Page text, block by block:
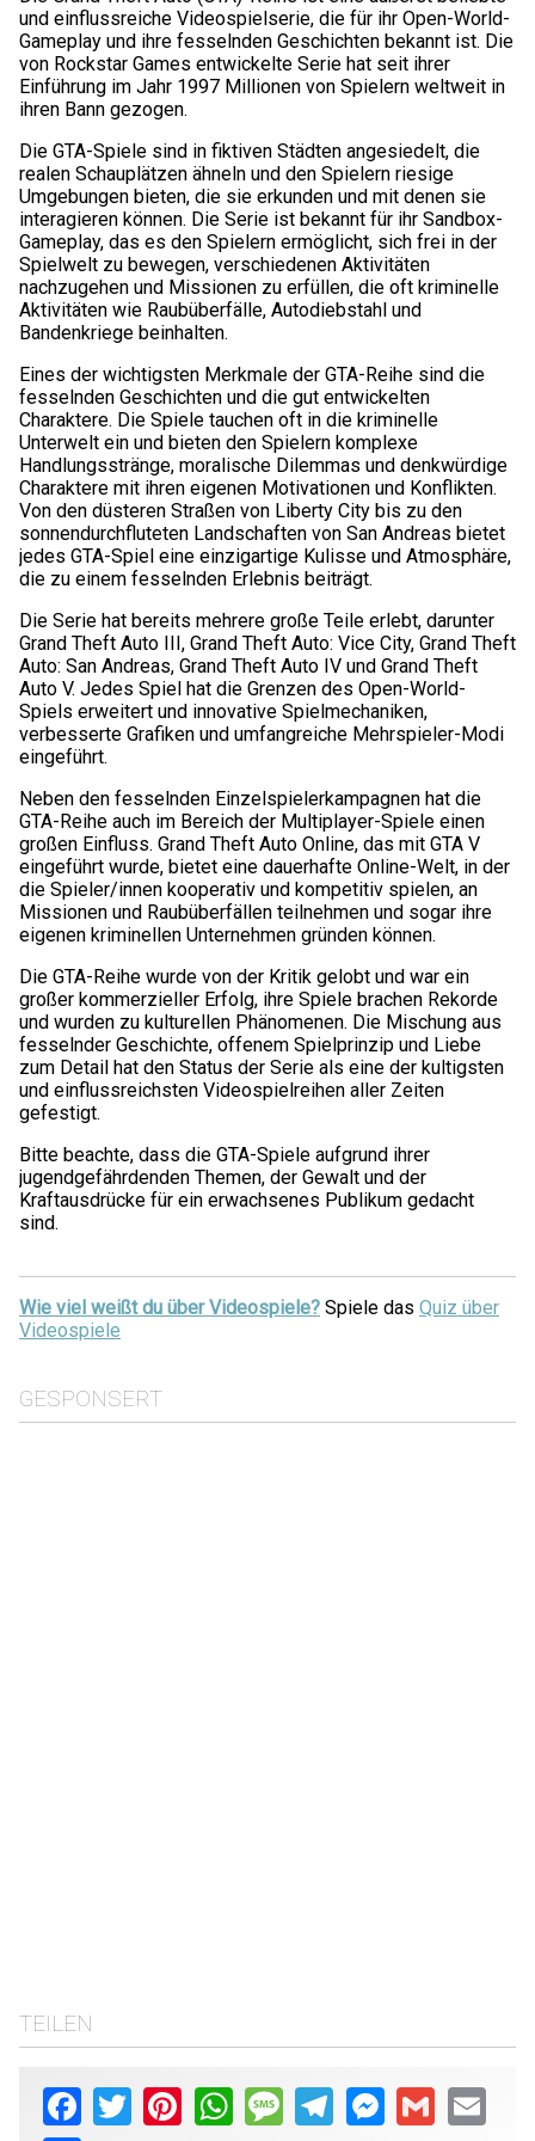
und einflussreiche Videospielserie, die für ihr Open-World-
Gameplay und ihre fesselnden Geschichten bekannt ist. Die
von Rockstar Games entwickelte Serie hat seit ihrer
Einführung im Jahr 1997 Millionen von Spielern weltweit in
ihren Bann gezogen.
Die GTA-Spiele sind in fiktiven Städten angesiedelt, die
realen Schauplätzen ähneln und den Spielern riesige
Umgebungen bieten, die sie erkunden und mit denen sie
interagieren können. Die Serie ist bekannt für ihr Sandbox-
Gameplay, das es den Spielern ermöglicht, sich frei in der
Spielwelt zu bewegen, verschiedenen Aktivitäten
nachzugehen und Missionen zu erfüllen, die oft kriminelle
Aktivitäten wie Raubüberfälle, Autodiebstahl und
Bandenkriege beinhalten.
Eines der wichtigsten Merkmale der GTA-Reihe sind die
fesselnden Geschichten und die gut entwickelten
Charaktere. Die Spiele tauchen oft in die kriminelle
Unterwelt ein und bieten den Spielern komplexe
Handlungsstränge, moralische Dilemmas und denkwürdige
Charaktere mit ihren eigenen Motivationen und Konflikten.
Von den düsteren Straßen von Liberty City bis zu den
sonnendurchfluteten Landschaften von San Andreas bietet
jedes GTA-Spiel eine einzigartige Kulisse und Atmosphäre,
die zu einem fesselnden Erlebnis beiträgt.
Die Serie hat bereits mehrere große Teile erlebt, darunter
Grand Theft Auto III, Grand Theft Auto: Vice City, Grand Theft
Auto: San Andreas, Grand Theft Auto IV und Grand Theft
Auto V. Jedes Spiel hat die Grenzen des Open-World-
Spiels erweitert und innovative Spielmechaniken,
verbesserte Grafiken und umfangreiche Mehrspieler-Modi
eingeführt.
Neben den fesselnden Einzelspielerkampagnen hat die
GTA-Reihe auch im Bereich der Multiplayer-Spiele einen
großen Einfluss. Grand Theft Auto Online, das mit GTA V
eingeführt wurde, bietet eine dauerhafte Online-Welt, in der
die Spieler/innen kooperativ und kompetitiv spielen, an
Missionen und Raubüberfällen teilnehmen und sogar ihre
eigenen kriminellen Unternehmen gründen können.
Die GTA-Reihe wurde von der Kritik gelobt und war ein
großer kommerzieller Erfolg, ihre Spiele brachen Rekorde
und wurden zu kulturellen Phänomenen. Die Mischung aus
fesselnder Geschichte, offenem Spielprinzip und Liebe
zum Detail hat den Status der Serie als eine der kultigsten
und einflussreichsten Videospielreihen aller Zeiten
gefestigt.
Bitte beachte, dass die GTA-Spiele aufgrund ihrer
jugendgefährdenden Themen, der Gewalt und der
Kraftausdrücke für ein erwachsenes Publikum gedacht
sind.
Wie viel weißt du über Videospiele? Spiele das Quiz über
Videospiele
GESPONSERT
TEILEN
Facebook
Twitter PinterestWhatsAppMessageTelegramMessenger
Gmail Email